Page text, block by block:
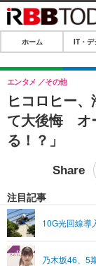
ホーム
IT・デジタル
IT・デジタ
ショッピ
SPEED TEST
エンタメ
エンタメ
音楽
ペット
リリース一覧
プッシュ通知の停
ホーム IT・
ヒコロヒー
て大後悔 オ
る！？」
エンタメ その他
注目記事
10G光回線導
乃木坂46、5